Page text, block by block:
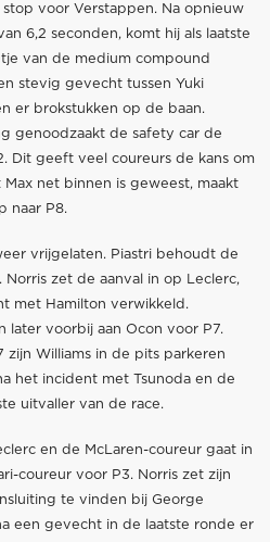
voor Verstappen. Na opnieuw
6,2 seconden, komt hij als laatste
van de medium compound
stevig gevecht tussen Yuki
er brokstukken op de baan.
genoodzaakt de safety car de
Dit geeft veel coureurs de kans om
net binnen is geweest, maakt
naar P8.
vrijgelaten. Piastri behoudt de
zet de aanval in op Leclerc,
met Hamilton verwikkeld.
later voorbij aan Ocon voor P7.
zijn Williams in de pits parkeren
het incident met Tsunoda en de
uitvaller van de race.
en de McLaren-coureur gaat in
coureur voor P3. Norris zet zijn
te vinden bij George
een gevecht in de laatste ronde er